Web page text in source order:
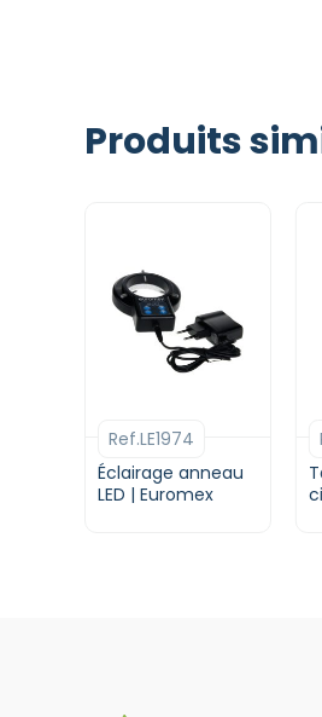
Produits
Éclairage anneau
LED | Euromex
Ref.LE1974